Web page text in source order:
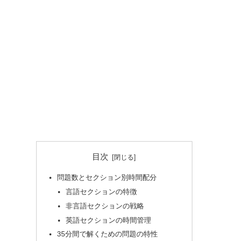
目次
問題数とセクション別時間配分
言語セクションの特徴
非言語セクションの戦略
英語セクションの時間管理
35分間で解くための問題の特性